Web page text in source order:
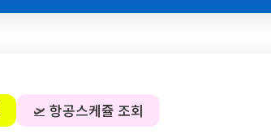
🛫 항공스케쥴 조회